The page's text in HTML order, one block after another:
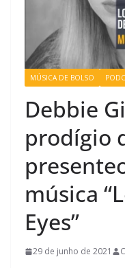
MÚSICA DE BOLSO
Debbie
prodígio
música
Eyes”
29 de junho de 2021